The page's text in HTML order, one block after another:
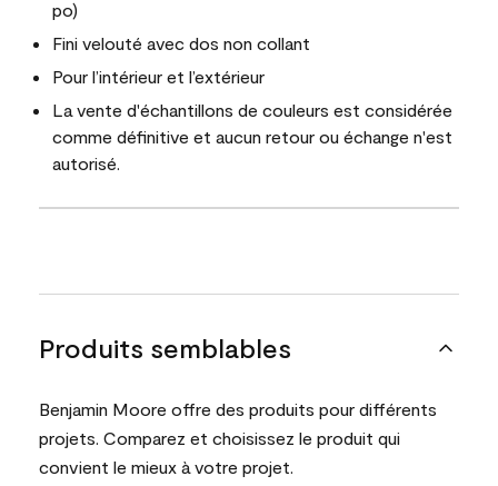
po)
Fini velouté avec dos non collant
Pour l’intérieur et l’extérieur
La vente d'échantillons de couleurs est considérée
comme définitive et aucun retour ou échange n'est
autorisé.
Produits semblables
Benjamin Moore offre des produits pour différents
projets. Comparez et choisissez le produit qui
convient le mieux à votre projet.